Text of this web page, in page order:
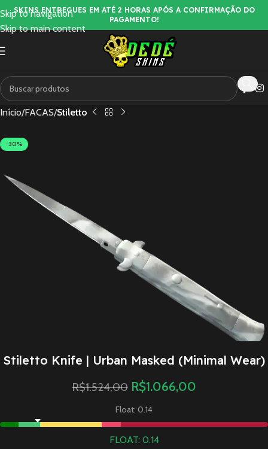
Skip to navigation
Skip to main content
SKINS ENTREGUES EM ATÉ 2 HORAS APÓS A CONFIRMAÇÃO DO
PAGAMENTO!
Início FACAS Stiletto
-30%
Stiletto Knife | Urban Masked (Minimal Wear)
R$1.524,00 R$1.066,00
Float: 0.14
FLOAT: 0.14